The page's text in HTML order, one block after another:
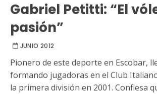
Gabriel Petitti: “El
pasión”
JUNIO 2012
Pionero de este deporte en Escobar,
formando jugadoras en el Club
la primera división en 2001. Confiesa